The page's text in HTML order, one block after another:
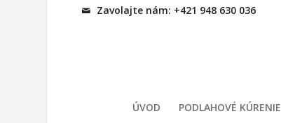
Zavolajte nám: +421 948 630 036
ÚVOD PODLAHOVÉ KÚRENIE